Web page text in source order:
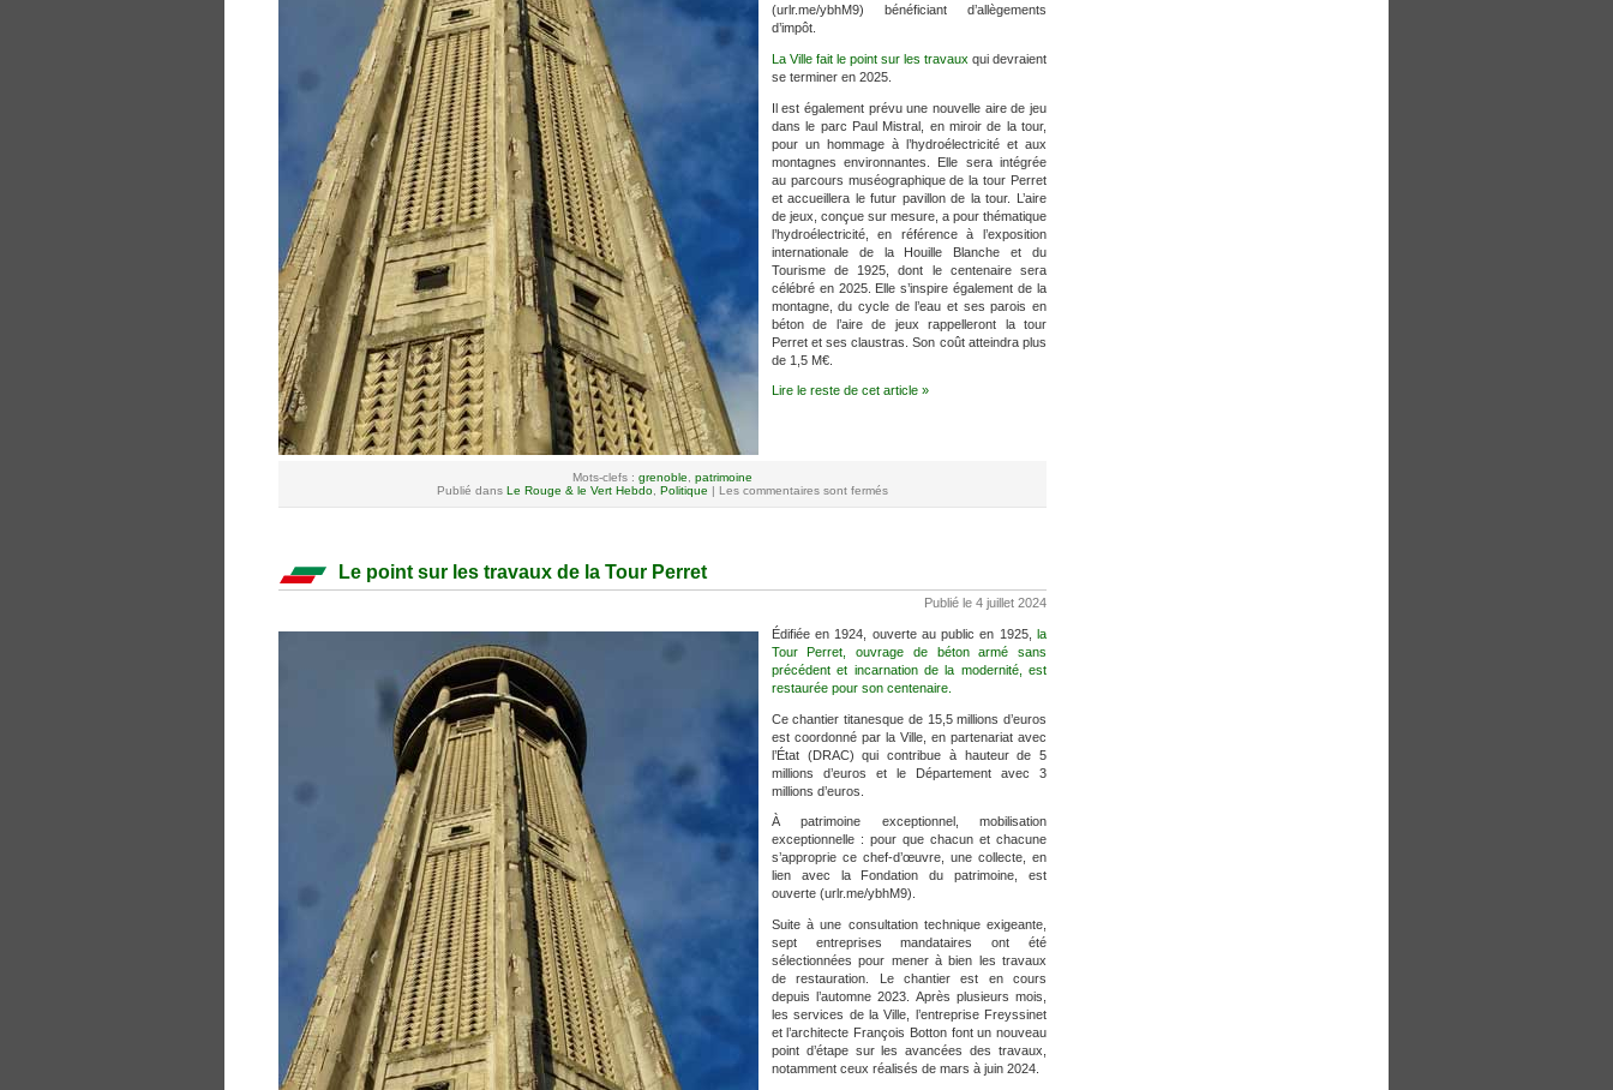
(urlr.me/ybhM9) bénéficiant d’allègements
d’impôt.
La Ville fait le point sur les travaux qui devraient
se terminer en 2025.
Il est également prévu une nouvelle aire de jeu
dans le parc Paul Mistral, en miroir de la tour,
pour un hommage à l’hydroélectricité et aux
montagnes environnantes. Elle sera intégrée
au parcours muséographique de la tour Perret
et accueillera le futur pavillon de la tour. L’aire
de jeux, conçue sur mesure, a pour thématique
l’hydroélectricité, en référence à l’exposition
internationale de la Houille Blanche et du
Tourisme de 1925, dont le centenaire sera
célébré en 2025. Elle s’inspire également de la
montagne, du cycle de l’eau et ses parois en
béton de l’aire de jeux rappelleront la tour
Perret et ses claustras. Son coût atteindra plus
de 1,5 M€.
Lire le reste de cet article »
Mots-clefs : grenoble
patrimoine
Publié dans Le Rouge & le Vert Hebdo Politique | Les commentaires sont fermés
Le point sur les travaux de la Tour Perret
Publié le 4 juillet 2024
Édifiée en 1924, ouverte au public en 1925, la
Tour Perret, ouvrage de béton armé sans
précédent et incarnation de la modernité, est
restaurée pour son centenaire.
Ce chantier titanesque de 15,5 millions d’euros
est coordonné par la Ville, en partenariat avec
l’État (DRAC) qui contribue à hauteur de 5
millions d’euros et le Département avec 3
millions d’euros.
À patrimoine exceptionnel, mobilisation
exceptionnelle : pour que chacun et chacune
s’approprie ce chef-d’œuvre, une collecte, en
lien avec la Fondation du patrimoine, est
ouverte (urlr.me/ybhM9).
Suite à une consultation technique exigeante,
sept entreprises mandataires ont été
sélectionnées pour mener à bien les travaux
de restauration. Le chantier est en cours
depuis l’automne 2023. Après plusieurs mois,
les services de la Ville, l’entreprise Freyssinet
et l’architecte François Botton font un nouveau
point d’étape sur les avancées des travaux,
notamment ceux réalisés de mars à juin 2024.